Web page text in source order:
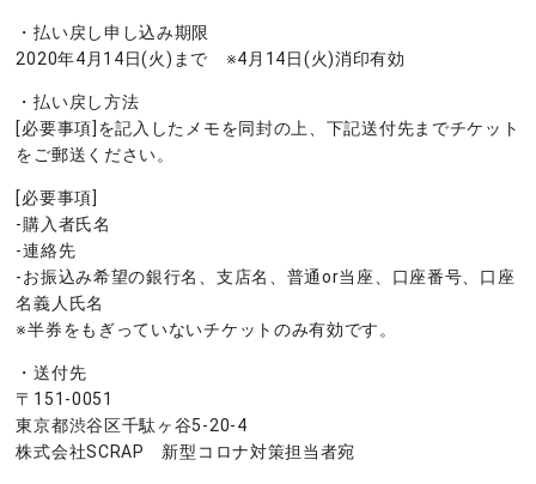
・払い戻し申し込み期限
2020年4月14日(火)まで ※4月14日(火)消印有効
・払い戻し方法
[必要事項]を記入したメモを同封の上、下記送付先までチケット
をご郵送ください。
[必要事項]
-購入者氏名
-連絡先
-お振込み希望の銀行名、支店名、普通or当座、口座番号、口座
名義人氏名
※半券をもぎっていないチケットのみ有効です。
・送付先
〒151-0051
東京都渋谷区千駄ヶ谷5-20-4
株式会社SCRAP 新型コロナ対策担当者宛